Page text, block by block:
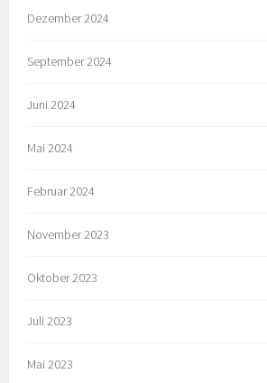
Dezember 2024
September 2024
Juni 2024
Mai 2024
Februar 2024
November 2023
Oktober 2023
Juli 2023
Mai 2023